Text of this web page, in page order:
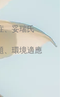
、妥瑞氏
、環境適應